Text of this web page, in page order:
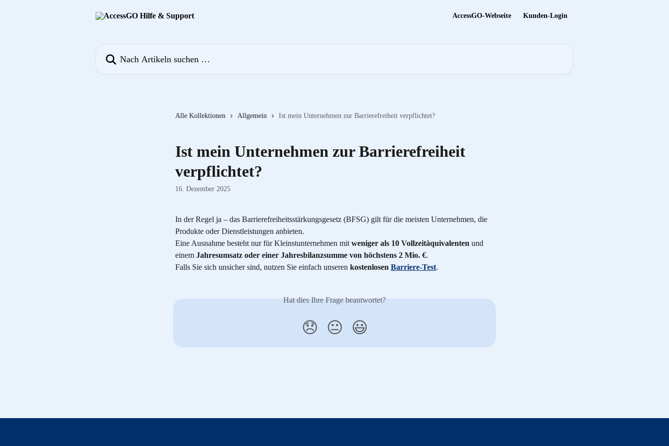
AccessGO-Webseite Kunden-Login
Alle Kollektionen Allgemein Ist mein Unternehmen zur Barrierefreiheit verpflichtet?
Ist mein Unternehmen zur Barrierefreiheit
verpflichtet?
16. Dezember 2025
In der Regel ja – das Barrierefreiheitsstärkungsgesetz (BFSG) gilt für die meisten Unternehmen, die
Produkte oder Dienstleistungen anbieten.
Eine Ausnahme besteht nur für Kleinstunternehmen mit weniger als 10 Vollzeitäquivalenten und
einem Jahresumsatz oder einer Jahresbilanzsumme von höchstens 2 Mio. €.
Falls Sie sich unsicher sind, nutzen Sie einfach unseren kostenlosen Barriere-Test.
Hat dies Ihre Frage beantwortet?
😞 😐 😃